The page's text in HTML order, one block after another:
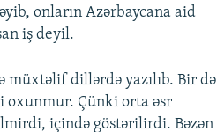
onların Azərbaycana aid
iş deyil.
müxtəlif dillərdə yazılıb. Bir də
oxunmur. Çünki orta əsr
içində göstərilirdi. Bəzən